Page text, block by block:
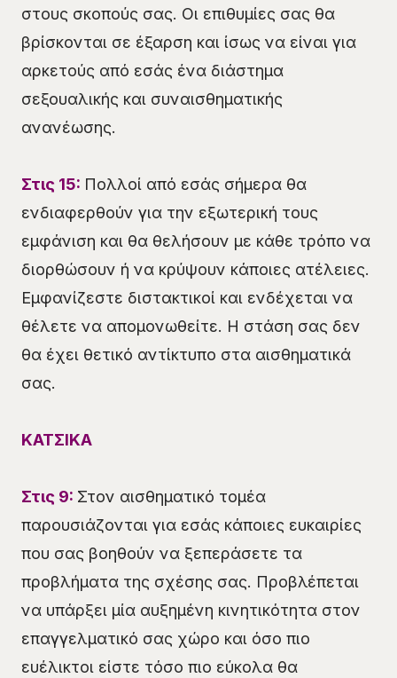
στους σκοπούς σας. Οι επιθυμίες σας θα
βρίσκονται σε έξαρση και ίσως να είναι για
αρκετούς από εσάς ένα διάστημα
σεξουαλικής και συναισθηματικής
ανανέωσης.
Στις 15: Πολλοί από εσάς σήμερα θα
ενδιαφερθούν για την εξωτερική τους
εμφάνιση και θα θελήσουν με κάθε τρόπο να
διορθώσουν ή να κρύψουν κάποιες ατέλειες.
Εμφανίζεστε διστακτικοί και ενδέχεται να
θέλετε να απομονωθείτε. Η στάση σας δεν
θα έχει θετικό αντίκτυπο στα αισθηματικά
σας.
ΚΑΤΣΙΚΑ
Στις 9: Στον αισθηματικό τομέα
παρουσιάζονται για εσάς κάποιες ευκαιρίες
που σας βοηθούν να ξεπεράσετε τα
προβλήματα της σχέσης σας. Προβλέπεται
να υπάρξει μία αυξημένη κινητικότητα στον
επαγγελματικό σας χώρο και όσο πιο
ευέλικτοι είστε τόσο πιο εύκολα θα